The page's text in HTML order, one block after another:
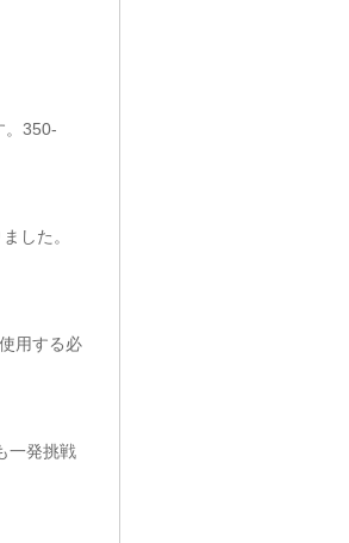
。350-
した。
用する必
一発挑戦